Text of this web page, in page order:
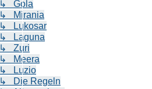
↳ Gola
↳ Mirania
↳ Lukosar
↳ Laguna
↳ Zuri
↳ Meera
↳ Luzio
↳ Die Regeln